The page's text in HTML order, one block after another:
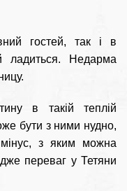
гостей, так і в
ладиться. Недарма
в такій теплій
бути з ними нудно,
з яким можна
переваг у Тетяни